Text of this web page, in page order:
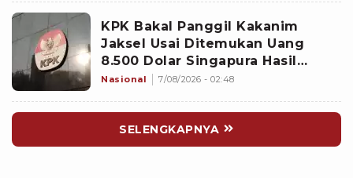
KPK Bakal Panggil Kakanim
Jaksel Usai Ditemukan Uang
8.500 Dolar Singapura Hasil
Penggeledahan
Nasional 7/08/2026 - 02:48
SELENGKAPNYA